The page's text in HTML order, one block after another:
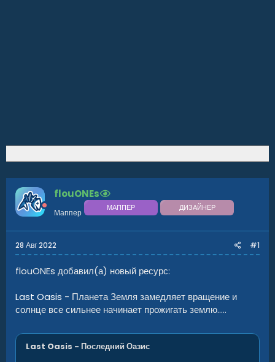
flouONEs
Маппер МАППЕР ДИЗАЙНЕР
28 Авг 2022 #1
flouONEs добавил(а) новый ресурс:
Last Oasis - Планета Земля замедляет вращение и
солнце все сильнее начинает прожигать землю.....
Last Oasis - Последний Оазис